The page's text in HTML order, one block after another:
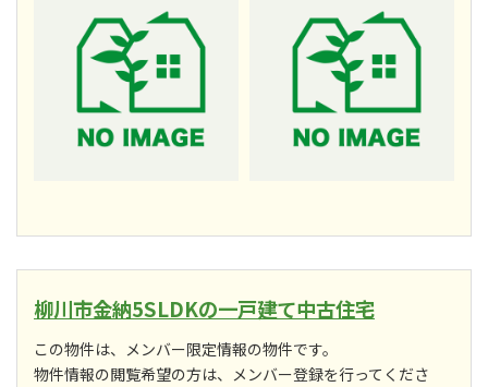
柳川市金納5SLDKの一戸建て中古住宅
この物件は、メンバー限定情報の物件です。
物件情報の閲覧希望の方は、メンバー登録を行ってくださ